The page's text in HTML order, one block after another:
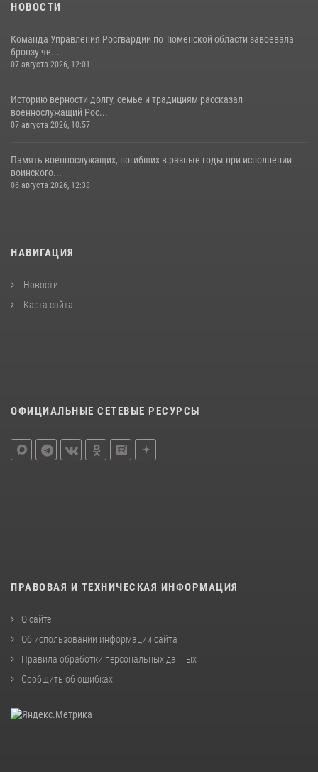
НОВОСТИ
Команда Управления Росгвардии по Тюменской области завоевала
бронзу че...
07 августа 2026, 12:01
Историю верности долгу, семье и традициям рассказал
военнослужащий Рос...
07 августа 2026, 10:57
Память военнослужащих, погибших в разные годы при исполнении
воинского...
06 августа 2026, 12:38
НАВИГАЦИЯ
Новости
Карта сайта
ОФИЦИАЛЬНЫЕ СЕТЕВЫЕ РЕСУРСЫ
ПРАВОВАЯ И ТЕХНИЧЕСКАЯ ИНФОРМАЦИЯ
О сайте
Об использовании информации сайта
Правила обработки персональных данных
Сообщить об ошибках.